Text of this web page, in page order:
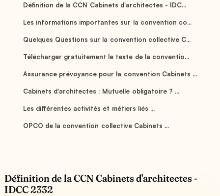
Définition de la CCN Cabinets d'architectes - IDC...
Les informations importantes sur la convention co...
Quelques Questions sur la convention collective C...
Télécharger gratuitement le texte de la conventio...
Assurance prévoyance pour la convention Cabinets ...
Cabinets d'architectes : Mutuelle obligatoire ? ...
Les différentes activités et métiers liés ...
OPCO de la convention collective Cabinets ...
Définition de la CCN Cabinets d'architectes -
IDCC 2332